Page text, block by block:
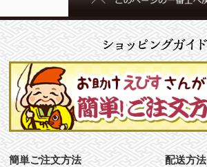
簡単ご注文方法 配送方法